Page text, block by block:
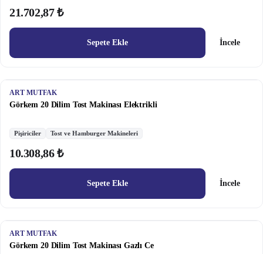
21.702,87 ₺
Sepete Ekle İncele
ART MUTFAK
Görkem 20 Dilim Tost Makinası Elektrikli
Pişiriciler Tost ve Hamburger Makineleri
10.308,86 ₺
Sepete Ekle İncele
ART MUTFAK
Görkem 20 Dilim Tost Makinası Gazlı Ce